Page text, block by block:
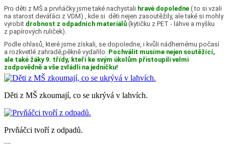
Pro děti z MŠ a prvňáčky jsme také nachystali hravé dopoledne ( to si vzali
na starost deváťáci z VDM) , kde si děti nejen zasoutěžily, ale také si mohly
vyrobit drobnost z odpadních materiálů (kytičku z PET - láhve a myšku
z papírových ruliček).
Podle ohlasů, které jsme získali, se dopoledne, i kvůli nádhernému počasí
a rozkvetlé zahradě,pěkně vydařilo. Pochválit musíme nejen soutěžící,
ale také žáky 9. třídy, kteří ke svým úkolům přistoupili velmi
zodpovědně a vše zvládli na jedničku!
Děti z MŠ zkoumají, co se ukrývá v lahvích.
Prvňáčci tvoří z odpadů.